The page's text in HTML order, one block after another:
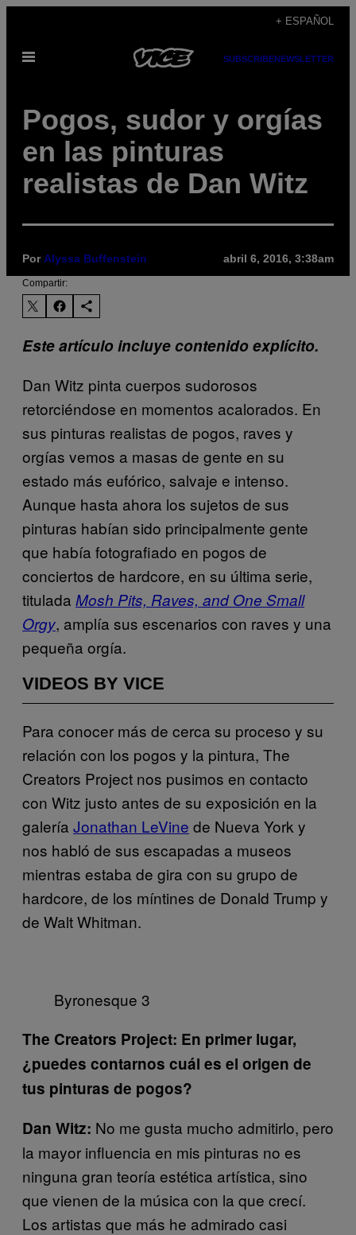
contenido
+ ESPAÑOL
Abrir
SUBSCRIBENEWSLETTER
Pogos, sudor y orgías
en las pinturas
realistas de Dan Witz
Por Alyssa Buffenstein abril 6, 2016, 3:38am
Compartir:
Este artículo incluye contenido explícito.
Dan Witz pinta cuerpos sudorosos
retorciéndose en momentos acalorados. En
sus pinturas realistas de pogos, raves y
orgías vemos a masas de gente en su
estado más eufórico, salvaje e intenso.
Aunque hasta ahora los sujetos de sus
pinturas habían sido principalmente gente
que había fotografiado en pogos de
conciertos de hardcore, en su última serie,
titulada Mosh Pits, Raves, and One Small
Orgy, amplía sus escenarios con raves y una
pequeña orgía.
VIDEOS BY VICE
Para conocer más de cerca su proceso y su
relación con los pogos y la pintura, The
Creators Project nos pusimos en contacto
con Witz justo antes de su exposición en la
galería Jonathan LeVine de Nueva York y
nos habló de sus escapadas a museos
mientras estaba de gira con su grupo de
hardcore, de los míntines de Donald Trump y
de Walt Whitman.
Byronesque 3
The Creators Project: En primer lugar,
¿puedes contarnos cuál es el origen de
tus pinturas de pogos?
Dan Witz: No me gusta mucho admitirlo, pero
la mayor influencia en mis pinturas no es
ninguna gran teoría estética artística, sino
que vienen de la música con la que crecí.
Los artistas que más he admirado casi